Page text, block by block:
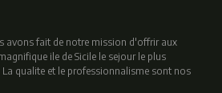
avons fait de notre mission d'offrir aux
ile de Sicile le sejour le plus
La qualite et le professionnalisme sont nos